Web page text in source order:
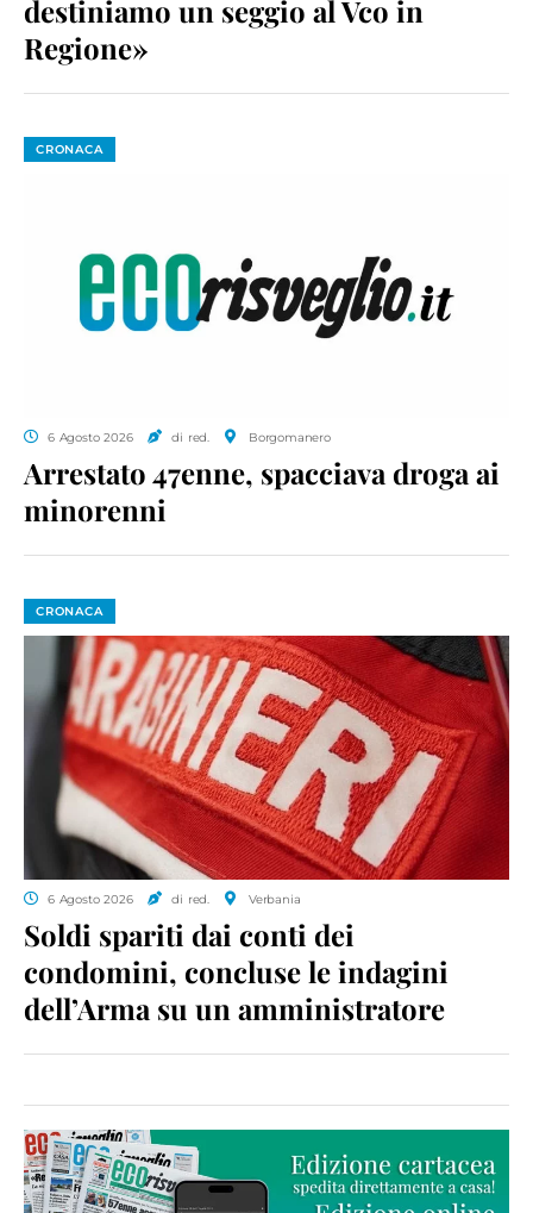
destiniamo un seggio al Vco in
Regione»
CRONACA
6 Agosto 2026 di red. Borgomanero
Arrestato 47enne, spacciava droga ai
minorenni
CRONACA
6 Agosto 2026 di red. Verbania
Soldi spariti dai conti dei
condomini, concluse le indagini
dell’Arma su un amministratore